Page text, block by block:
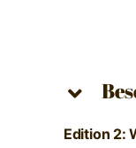
Edition 2: